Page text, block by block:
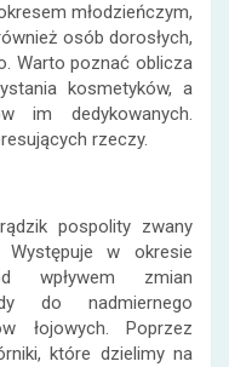
młodzieńczym,
osób dorosłych,
Warto poznać oblicza
kosmetyków, a
im dedykowanych.
rzeczy.
pospolity zwany
Występuje w okresie
wpływem zmian
do nadmiernego
łojowych. Poprzez
które dzielimy na